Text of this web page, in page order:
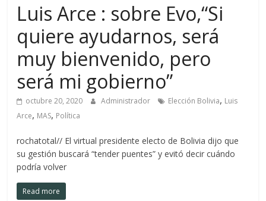
Luis Arce : sobre Evo,“Si
quiere ayudarnos, será
muy bienvenido, pero
será mi gobierno”
octubre 20, 2020 Administrador Elección Bolivia, Luis
Arce, MAS, Política
rochatotal// El virtual presidente electo de Bolivia dijo que
su gestión buscará “tender puentes” y evitó decir cuándo
podría volver
Read more